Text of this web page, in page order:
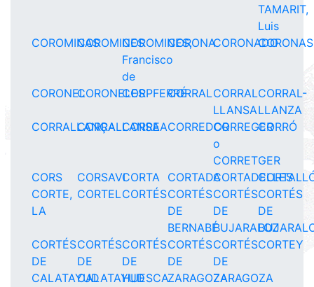
TAMARIT,
Luis
COROMINASCOROMINESCOROMINES,
Francisco
de
CORONACORONADOCORONAS
CORONELCORONELESCORPFERRÉCORRALCORRAL
LLANSA
CORRAL-
LLANZA
CORRALLANÇACORRALLANSA
CORREACORREDORCORREGER
o
CORRETGER
CORRÓ
CORS CORSAVICORTA CORTADACORTADELLES
CORTE,
LA
CORTELCORTÉSCORTÉS
DE
BERNABÉ
CORTÉS
DE
BUJARALOZ
CORTÉS
DE
CORTÉS
DE
CALATAYUD
CORTÉS
DE
CALATAYUD
CORTÉS
DE
HUESCA
CORTÉS
DE
ZARAGOZA
CORTÉS
DE
ZARAGOZA
CORTEY